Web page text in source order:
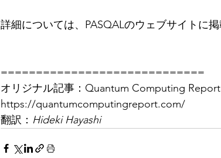
詳細については、PASQALのウェブサイトに
=============================
オリジナル記事：Quantum Computing Report
https://quantumcomputingreport.com/
翻訳： Hideki Hayashi